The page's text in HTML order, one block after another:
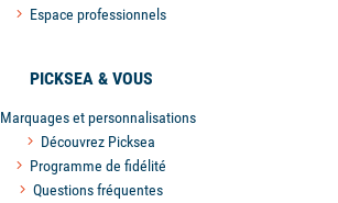
Espace professionnels
PICKSEA & VOUS
Marquages et personnalisations
Découvrez Picksea
Programme de fidélité
Questions fréquentes